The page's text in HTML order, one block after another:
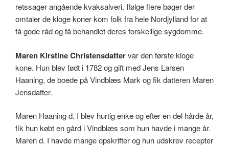
retssager angående kvaksalveri. Ifølge flere bøger der
omtaler de kloge koner kom folk fra hele Nordjylland for at
få gode råd og få behandlet deres forskellige sygdomme.
Maren Kirstine Christensdattervar den første kloge
kone. Hun blev født i 1782 og gift med Jens Larsen
Haaning, de boede på Vindblæs Mark og fik datteren Maren
Jensdatter.
Maren Haaning d. I blev hurtig enke og efter en del hårde år,
fik hun købt en gård i Vindblæs som hun havde i mange år.
Maren d. I havde mange opskrifter og hun udskrev recepter